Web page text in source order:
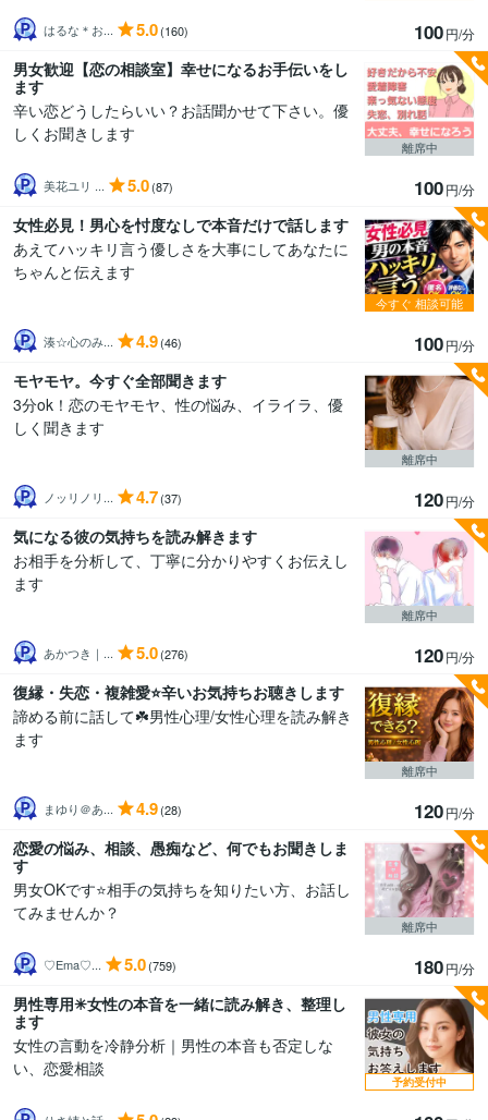
はるな＊お... 5.0(160) 100円/分
男女歓迎【恋の相談室】幸せになるお手伝いをし
ます
辛い恋どうしたらいい？お話聞かせて下さい。優
しくお聞きします
美花ユリ ... 5.0(87) 100円/分
離席中
女性必見！男心を忖度なしで本音だけで話します
あえてハッキリ言う優しさを大事にしてあなたに
ちゃんと伝えます
湊☆心のみ... 4.9(46) 100円/分
今すぐ 相談可能
モヤモヤ。今すぐ全部聞きます
3分ok！恋のモヤモヤ、性の悩み、イライラ、優
しく聞きます
ノッリノリ... 4.7(37) 120円/分
離席中
気になる彼の気持ちを読み解きます
お相手を分析して、丁寧に分かりやすくお伝えし
ます
あかつき｜... 5.0(276) 120円/分
離席中
復縁・失恋・複雑愛⭐辛いお気持ちお聴きします
諦める前に話して☘️男性心理/女性心理を読み解き
ます
まゆり＠あ... 4.9(28) 120円/分
離席中
恋愛の悩み、相談、愚痴など、何でもお聞きしま
す
男女OKです⭐相手の気持ちを知りたい方、お話し
てみませんか？
♡Ema♡... 5.0(759) 180円/分
離席中
男性専用✳︎女性の本音を一緒に読み解き、整理し
ます
女性の言動を冷静分析｜男性の本音も否定しな
い、恋愛相談
予約受付中